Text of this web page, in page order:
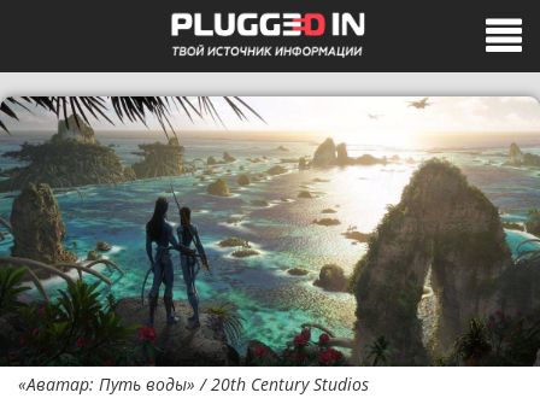
«Аватар: Путь воды» / 20th Century Studios